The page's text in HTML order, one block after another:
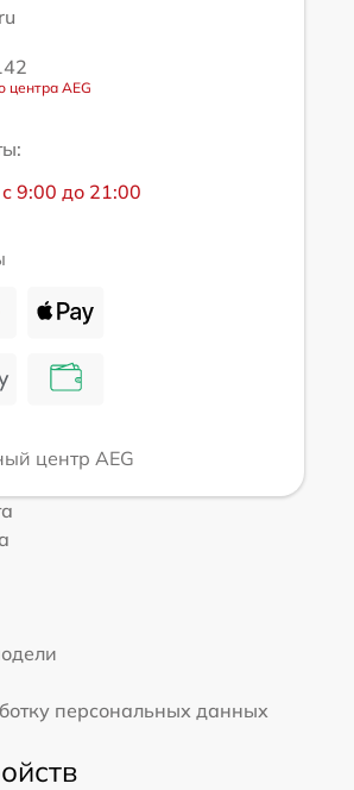
центра AEG
9:00 до 21:00
центр AEG
персональных данных